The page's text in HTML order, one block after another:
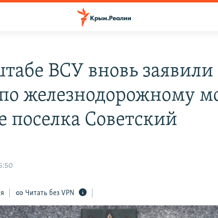
ВСУ вновь заявили
железнодорожному
поселка Советский
Читать без VPN